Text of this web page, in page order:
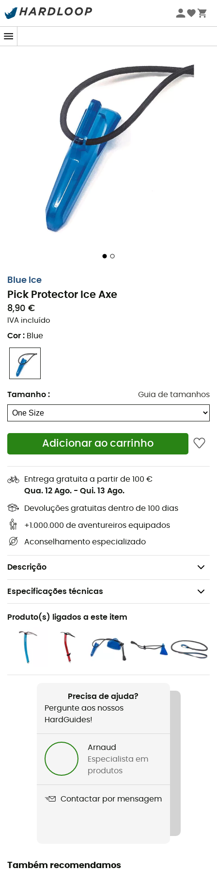
Promoções de verão 🔥 -5% EXTRA a partir de 2 produtos*
Blue Ice
Pick Protector Ice Axe
8,90 €
IVA incluído
Cor : Blue
Tamanho : Guia de tamanhos
Adicionar ao carrinho
Entrega gratuita a partir de 100 €
Qua. 12 Ago. - Qui. 13 Ago.
Devoluções gratuitas dentro de 100 dias
+1.000.000 de aventureiros equipados
Aconselhamento especializado
Descrição
Descubra o
Blue Ice
alpinista iniciante ou um especialista experiente, este
acessório é indispensável para
manter a ponta do seu
piolet perfeitamente afiada. Compatível com todos os
modelos Blue Ice, ele se adapta perfeitamente ao seu
equipamento, garantindo proteção ideal.
Peso: 9 g
Material: TPU
Protetor de ponta ajustável com cordão elástico
regulável, para uma fixação ideal
maioria dos piolets do mercado
Fabricado em Taiwan
Especificações técnicas
Recomendado para
Escalada em gelo / Ski de montanha / Alpinismo / Dry
tooling / Technical Mountaineering
Nome do produto
Pick Protector Ice Axe
Produto(s) ligados a este item
Precisa de ajuda?
Pergunte aos nossos
HardGuides!
Arnaud
Especialista em
produtos
Contactar por mensagem
Também recomendamos